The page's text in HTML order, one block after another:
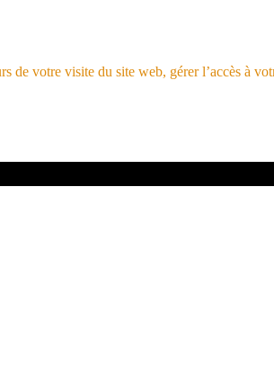
de votre visite du site web, gérer l’accès à